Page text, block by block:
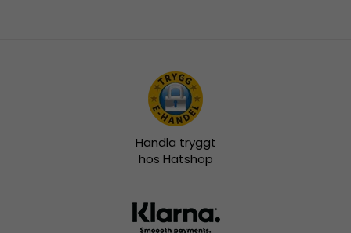
Handla tryggt
hos Hatshop